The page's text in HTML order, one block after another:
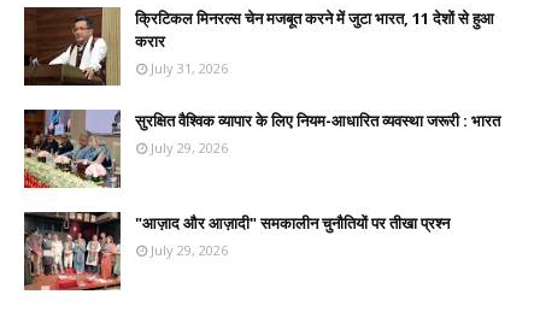
क्रिटिकल मिनरल्स चेन मजबूत करने में जुटा भारत, 11 देशों से हुआ
करार
July 31, 2026
सुरक्षित वैश्विक व्यापार के लिए नियम-आधारित व्यवस्था जरूरी : भारत
July 29, 2026
"आज़ाद और आज़ादी" समकालीन चुनौतियों पर तीखा प्रश्न
July 29, 2026